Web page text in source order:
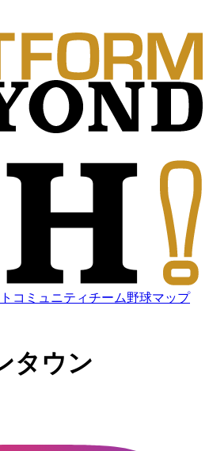
コミュニティチーム野球マップ
タウン